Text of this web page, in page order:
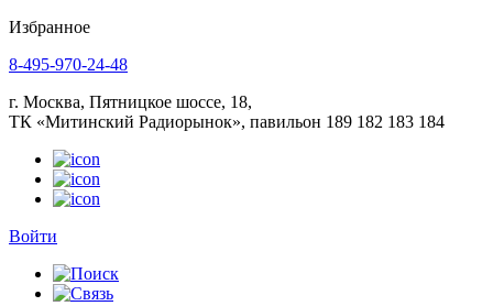
Избранное
8-495-970-24-48
г. Москва, Пятницкое шоссе, 18,
ТК «Митинский Радиорынок», павильон 189 182 183 184
Войти